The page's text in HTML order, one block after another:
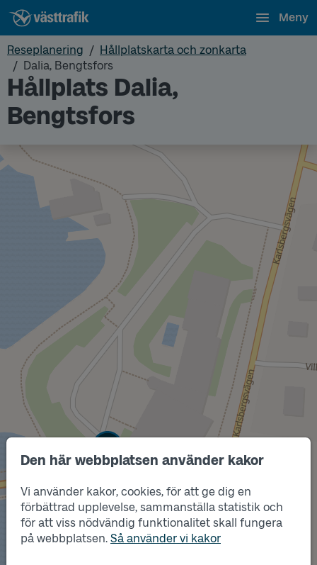
Den här webbplatsen använder kakor
Vi använder kakor, cookies, för att ge dig en
förbättrad upplevelse, sammanställa statistik och
för att viss nödvändig funktionalitet skall fungera
på webbplatsen. Så använder vi kakor
Meny
Reseplanering
Hållplatskarta och zonkarta
Dalia, Bengtsfors
Hållplats Dalia,
Bengtsfors
Läge